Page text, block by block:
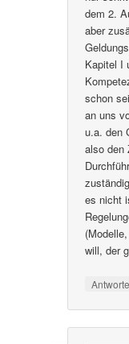
dem 2.
aber
Kapitel I
schon
an uns
u.a. den
also den
es nicht
will, der